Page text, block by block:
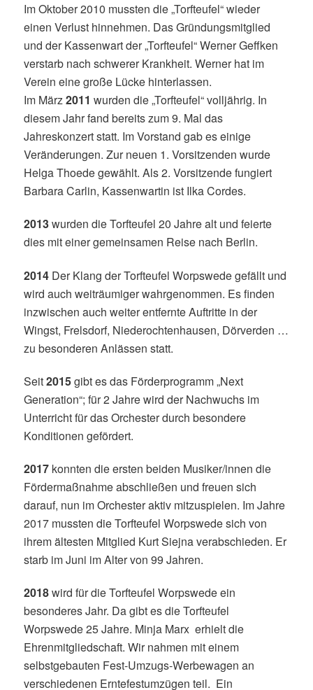
Im Oktober 2010 mussten die „Torfteufel“ wieder
einen Verlust hinnehmen. Das Gründungsmitglied
und der Kassenwart der „Torfteufel“ Werner Geffken
verstarb nach schwerer Krankheit. Werner hat im
Verein eine große Lücke hinterlassen.
Im März2011 wurden die „Torfteufel“ volljährig. In
diesem Jahr fand bereits zum 9. Mal das
Jahreskonzert statt. Im Vorstand gab es einige
Veränderungen. Zur neuen 1. Vorsitzenden wurde
Helga Thoede gewählt. Als 2. Vorsitzende fungiert
Barbara Carlin, Kassenwartin ist Ilka Cordes.
2013wurden die Torfteufel 20 Jahre alt und feierte
dies mit einer gemeinsamen Reise nach Berlin.
2014 Der Klang der Torfteufel Worpswede gefällt und
wird auch weiträumiger wahrgenommen. Es finden
inzwischen auch weiter entfernte Auftritte in der
Wingst, Frelsdorf, Niederochtenhausen, Dörverden …
zu besonderen Anlässen statt.
Seit2015gibt es das Förderprogramm „Next
Generation“; für 2 Jahre wird der Nachwuchs im
Unterricht für das Orchester durch besondere
Konditionen gefördert.
2017 konnten die ersten beiden Musiker/innen die
Fördermaßnahme abschließen und freuen sich
darauf, nun im Orchester aktiv mitzuspielen. Im Jahre
2017 mussten die Torfteufel Worpswede sich von
ihrem ältesten Mitglied Kurt Siejna verabschieden. Er
starb im Juni im Alter von 99 Jahren.
2018wird für die Torfteufel Worpswede ein
besonderes Jahr. Da gibt es die Torfteufel
Worpswede 25 Jahre. Minja Marx erhielt die
Ehrenmitgliedschaft. Wir nahmen mit einem
selbstgebauten Fest-Umzugs-Werbewagen an
verschiedenen Erntefestumzügen teil. Ein